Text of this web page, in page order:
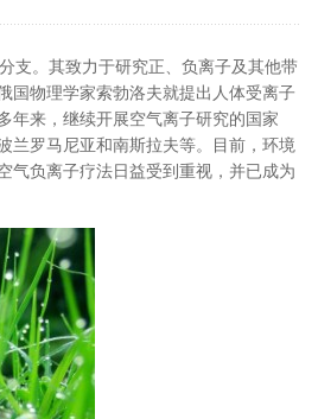
支。其致力于研究正、负离子及其他带
国物理学家索勃洛夫就提出人体受离子
年来，继续开展空气离子研究的国家
兰罗马尼亚和南斯拉夫等。目前，环境
气负离子疗法日益受到重视，并已成为